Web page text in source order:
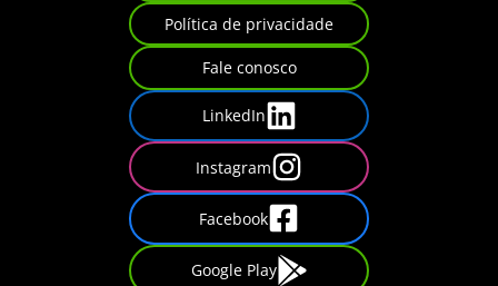
Política de privacidade
Fale conosco
LinkedIn
Instagram
Facebook
Google Play